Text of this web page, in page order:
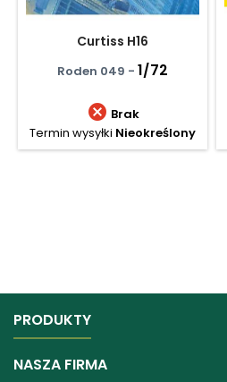
Curtiss H16
Roden 049 - 1/72
 Brak
Termin wysyłki Nieokreślony
PRODUKTY
NASZA FIRMA